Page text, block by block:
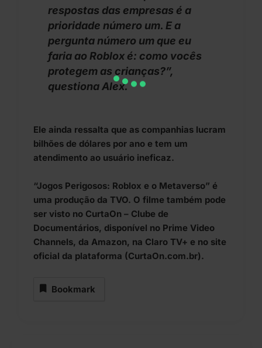
respostas das empresas é a
prioridade número um. E a
pergunta número um que eu
faria ao Roblox é: como vocês
protegem as crianças?”,
questiona Alex.
Ele ainda ressalta que as companhias lucram
bilhões de dólares por ano e tem um
atendimento ao usuário ineficaz.
“Jogos Perigosos: Roblox e o Metaverso” é
uma produção da TVO. O filme também pode
ser visto no CurtaOn – Clube de
Documentários, disponível no Prime Video
Channels, da Amazon, na Claro TV+ e no site
oficial da plataforma (CurtaOn.com.br).
Bookmark